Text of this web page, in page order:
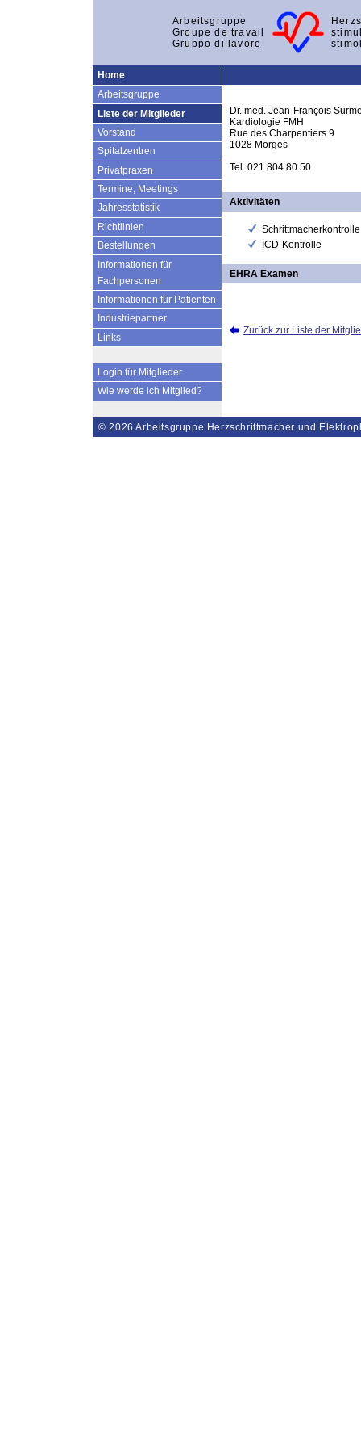
Arbeitsgruppe
Groupe de travail
Gruppo di lavoro
Home
Arbeitsgruppe
Liste der Mitglieder
Vorstand
Spitalzentren
Privatpraxen
Termine, Meetings
Jahresstatistik
Richtlinien
Bestellungen
Informationen für
Fachpersonen
Informationen für Patienten
Industriepartner
Links
Login für Mitglieder
Wie werde ich Mitglied?
Dr. med. Jean-François
Kardiologie FMH
Rue des Charpentiers 9
1028 Morges
Tel. 021 804 80 50
Aktivitäten
Schrittmacherkontrolle
ICD-Kontrolle
EHRA Examen
Zurück zur Liste der
© 2026 Arbeitsgruppe Herzschrittmacher und